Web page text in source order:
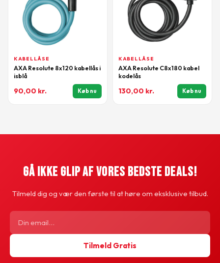
KABELLÅSE
AXA Resolute 8x120 kabellås i
isblå
90,00 kr. Køb nu
KABELLÅSE
AXA Resolute C8x180 kabel
kodelås
130,00 kr. Køb nu
Gå Ikke Glip Af Vores Bedste Deals!
Tilmeld dig og vær den første til at høre om eksklusive tilbud.
Tilmeld Gratis